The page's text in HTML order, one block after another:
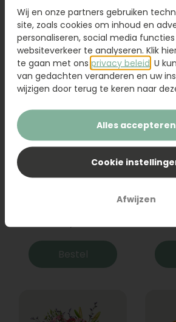
Bestel
31,95
Bestel
Wij en onze partners gebruiken
site, zoals cookies om inhoud en
personaliseren, social media
websiteverkeer te analyseren. Klik
te gaan met ons privacy beleid . U
van gedachten veranderen en uw
wijzigen door terug te keren naar
Alles accepteren
Cookie
Afwijzen